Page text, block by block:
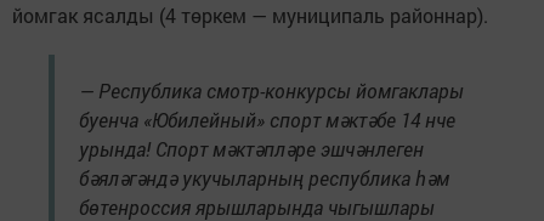
йомгак ясалды (4 төркем — муниципаль районнар).
— Республика смотр-конкурсы йомгаклары
буенча «Юбилейный» спорт мәктәбе 14 нче
урында! Спорт мәктәпләре эшчәнлеген
бәяләгәндә укучыларның республика һәм
бөтенроссия ярышларында чыгышлары